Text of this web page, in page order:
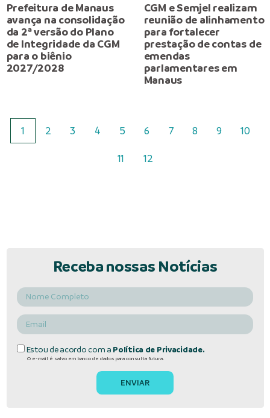
Prefeitura de Manaus
avança na consolidação
da 2ª versão do Plano
de Integridade da CGM
para o biênio
2027/2028
CGM e Semjel realizam
reunião de alinhamento
para fortalecer
prestação de contas de
emendas
parlamentares em
Manaus
1 2 3 4 5 6 7 8 9 10
11 12
Receba nossas Notícias
Estou de acordo com a Política de Privacidade.
O e-mail é salvo em banco de dados para consulta futura.